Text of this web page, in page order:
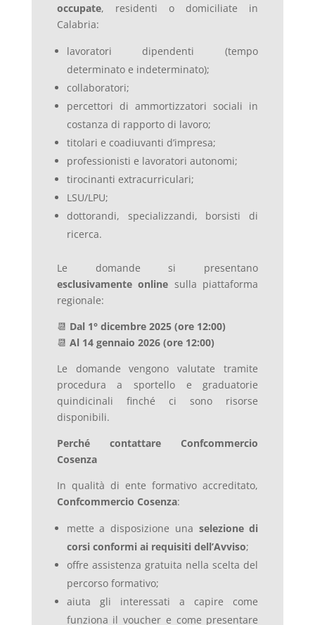
occupate, residenti o domiciliate in
Calabria:
lavoratori dipendenti (tempo
determinato e indeterminato);
collaboratori;
percettori di ammortizzatori sociali in
costanza di rapporto di lavoro;
titolari e coadiuvanti d’impresa;
professionisti e lavoratori autonomi;
tirocinanti extracurriculari;
LSU/LPU;
dottorandi, specializzandi, borsisti di
ricerca.
Le domande si presentano
esclusivamente online sulla piattaforma
regionale:
📆 Dal 1° dicembre 2025 (ore 12:00)
📆 Al 14 gennaio 2026 (ore 12:00)
Le domande vengono valutate tramite
procedura a sportello e graduatorie
quindicinali finché ci sono risorse
disponibili.
Perché contattare Confcommercio
Cosenza
In qualità di ente formativo accreditato,
Confcommercio Cosenza:
mette a disposizione una selezione di
corsi conformi ai requisiti dell’Avviso;
offre assistenza gratuita nella scelta del
percorso formativo;
aiuta gli interessati a capire come
funziona il voucher e come presentare